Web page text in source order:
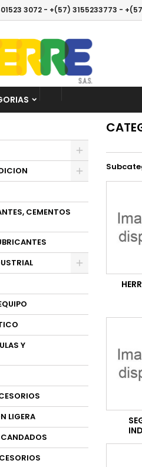
3072 - +(57) 3155233773 -
CEMENTOS
Y
LIGERA
CANDADOS